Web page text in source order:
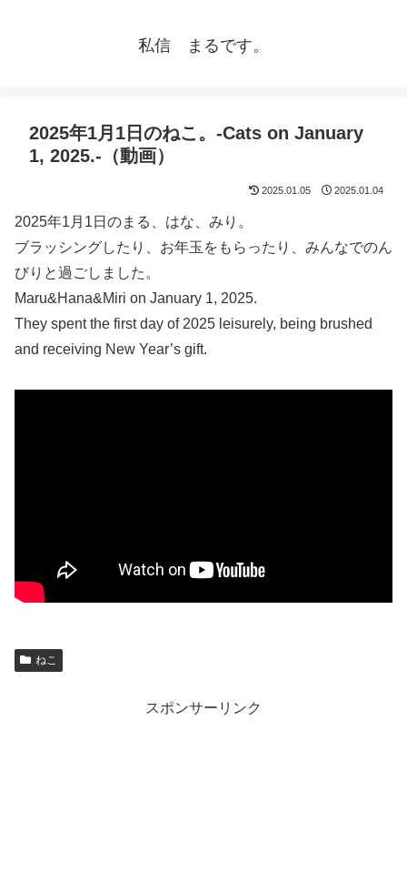
私信 まるです。
2025年1月1日のねこ。-Cats on January
1, 2025.-（動画）
2025.01.05 2025.01.04
2025年1月1日のまる、はな、みり。
ブラッシングしたり、お年玉をもらったり、みんなでのん
びりと過ごしました。
Maru&Hana&Miri on January 1, 2025.
They spent the first day of 2025 leisurely, being brushed
and receiving New Year’s gift.
ねこ
スポンサーリンク